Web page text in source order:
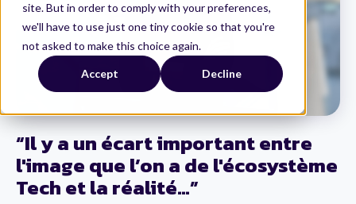
site. But in order to comply with your preferences,
we'll have to use just one tiny cookie so that you're
not asked to make this choice again.
Accept Decline
“Il y a un écart important entre
l'image que l’on a de l'écosystème
Tech et la réalité…”